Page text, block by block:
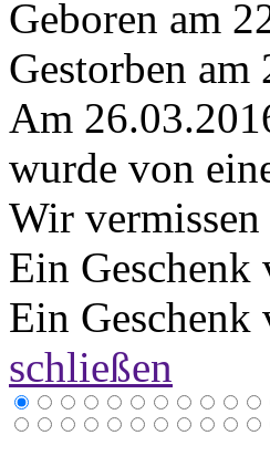
Geboren am
Gestorben
Am
wurde von
Wir
Ein Geschenk
Ein Geschenk
schließen